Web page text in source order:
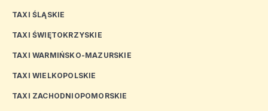
TAXI ŚLĄSKIE
TAXI ŚWIĘTOKRZYSKIE
TAXI WARMIŃSKO-MAZURSKIE
TAXI WIELKOPOLSKIE
TAXI ZACHODNIOPOMORSKIE